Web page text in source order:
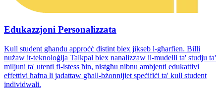
Edukazzjoni Personalizzata
Kull student għandu approċċ distint biex jikseb l-għarfien. Billi
nużaw it-teknoloġija Talkpal biex nanalizzaw il-mudelli ta' studju ta'
miljuni ta' utenti fl-istess ħin, nistgħu nibnu ambjenti edukattivi
effettivi ħafna li jadattaw għall-bżonnijiet speċifiċi ta' kull student
individwali.